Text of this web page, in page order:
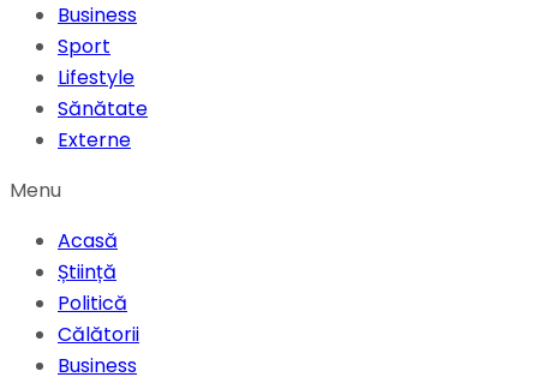
Business
Sport
Lifestyle
Sănătate
Externe
Menu
Acasă
Știință
Politică
Călătorii
Business